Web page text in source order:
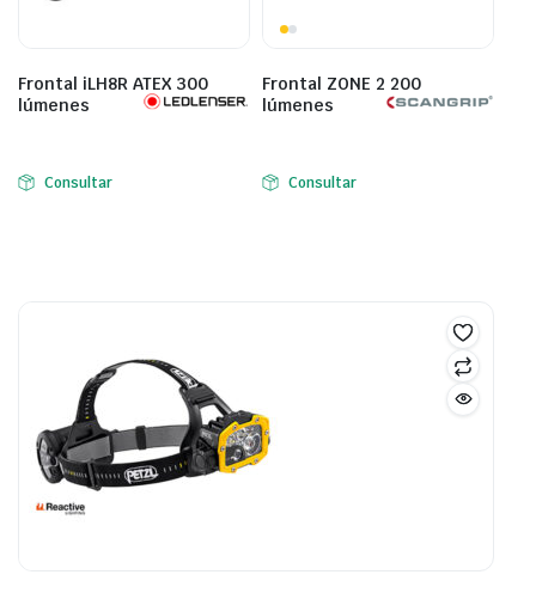
Frontal iLH8R ATEX 300
lúmenes
Consultar
Frontal ZONE 2 200
lúmenes
Consultar